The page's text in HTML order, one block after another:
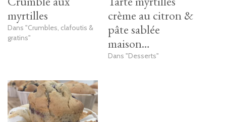
myrtilles
Dans "Crumbles, clafoutis &
gratins"
crème au citron &
pâte sablée
maison…
Dans "Desserts"